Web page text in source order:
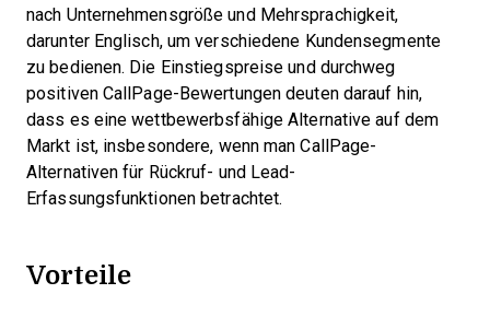
nach Unternehmensgröße und Mehrsprachigkeit,
darunter Englisch, um verschiedene Kundensegmente
zu bedienen. Die Einstiegspreise und durchweg
positiven CallPage-Bewertungen deuten darauf hin,
dass es eine wettbewerbsfähige Alternative auf dem
Markt ist, insbesondere, wenn man CallPage-
Alternativen für Rückruf- und Lead-
Erfassungsfunktionen betrachtet.
Vorteile